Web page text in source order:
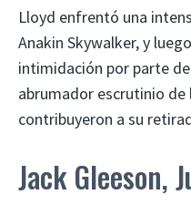
Lloyd enfrentó una
Anakin Skywalker, y
intimidación por parte
abrumador escrutinio
contribuyeron a su
Jack Gleeson,